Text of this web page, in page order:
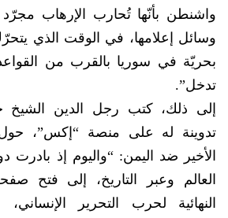
واشنطن بأنّها تُحارب الإرهاب مجرّد
وسائل إعلامها، في الوقت الذي
بحريّة في سوريا بالقرب من
تدخل”.
إلى ذلك، كتب رجل الدين الشيخ
تدوينة له على منصة “إكس”، حول
الأخير ضد اليمن: “واليوم إذ بادرت
العالم وعبر التاريخ، إلى فتح
النهائية لحرب التحرير